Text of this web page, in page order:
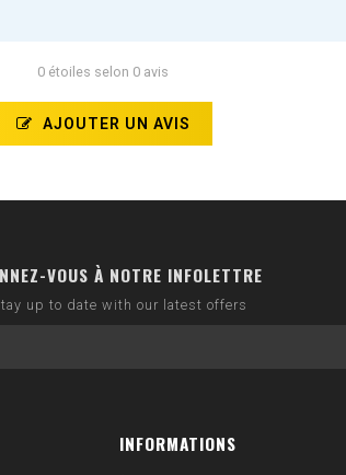
0 étoiles selon 0 avis
AJOUTER UN AVIS
VOUS À NOTRE INFOLETTRE
up to date with our latest offers
INFORMATIONS